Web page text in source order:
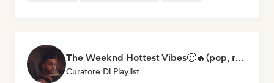
The Weeknd Hottest Vibes🥵🔥(pop, rock, rnb, hiphop, sexy, dark, sad, chill, melancholy, moody, vibe)
Curatore Di Playlist